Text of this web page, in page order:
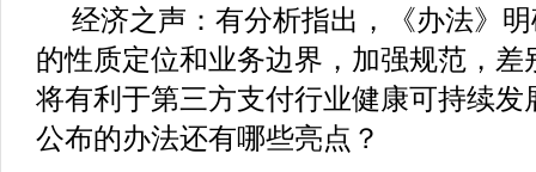
经济之声：有分析指出，《办法》
的性质定位和业务边界，加强规范，
将有利于第三方支付行业健康可持续发
公布的办法还有哪些亮点？